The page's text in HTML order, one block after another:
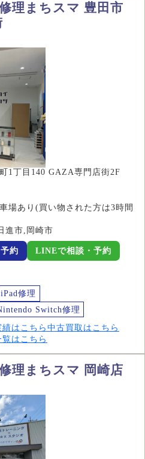
理まちスマ 豊田市
1丁目140 GAZA専門店街2F
場あり(買い物された方は3時間
進市,岡崎市
約 LINEで相談・予約
iPad修理
Switch修理
はこちら 中古買取はこちら
覧はこちら
理まちスマ 岡崎店